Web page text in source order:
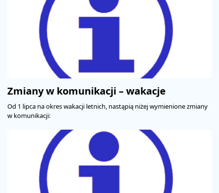
PROMOCJE
PASAŻERA
Zmiany w komunikacji – wakacje
Od 1 lipca na okres wakacji letnich, nastąpią niżej wymienione zmiany
w komunikacji: